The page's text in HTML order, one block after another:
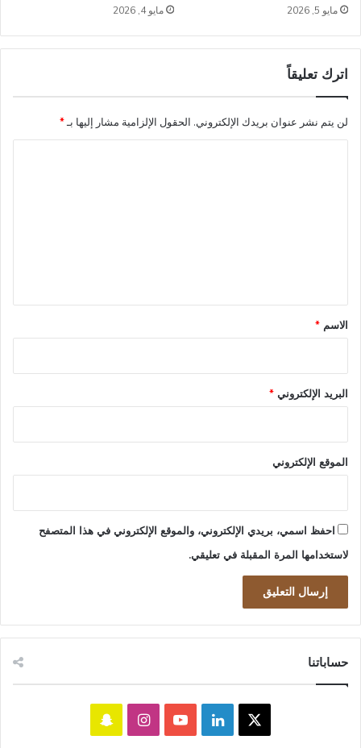
مايو 5, 2026 مايو 4, 2026
اترك تعليقاً
لن يتم نشر عنوان بريدك الإلكتروني. الحقول الإلزامية مشار إليها بـ*
*
الاسم *
البريد الإلكتروني *
الموقع الإلكتروني
احفظ اسمي، بريدي الإلكتروني، والموقع الإلكتروني في هذا المتصفح
لاستخدامها المرة المقبلة في تعليقي.
حساباتنا
لينكدإن‫YouTubeانستقرامسناب